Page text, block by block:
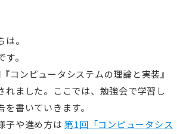
は。
。
コンピュータシステムの理論と実装』
れました。ここでは、勉強会で学習し
書いていきます。
子や進め方は第1回「コンピュータシス